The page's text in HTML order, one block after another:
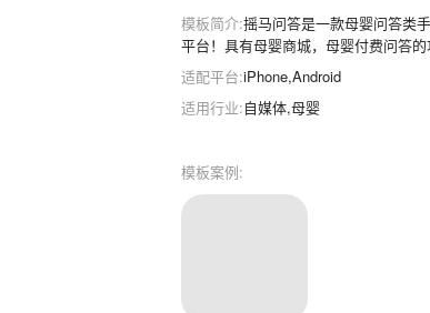
模板简介:摇马问答是一款母婴问答类
平台！具有母婴商城，母婴付费问答
适配平台:iPhone,Android
适用行业:自媒体,母婴
模板案例: